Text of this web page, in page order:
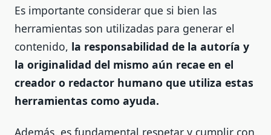
Es importante considerar que si bien las
herramientas son utilizadas para generar el
contenido, la responsabilidad de la autoría y
la originalidad del mismo aún recae en el
creador o redactor humano que utiliza estas
herramientas como ayuda.